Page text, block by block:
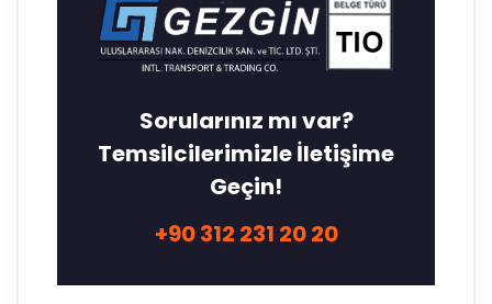
Sorularınız mı var?
Temsilcilerimizle İletişime
Geçin!
+90 312 231 20 20